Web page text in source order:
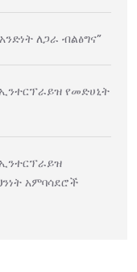
ለጋራ ብልፅግና”
የመድሀኒት
አምባሳደሮች